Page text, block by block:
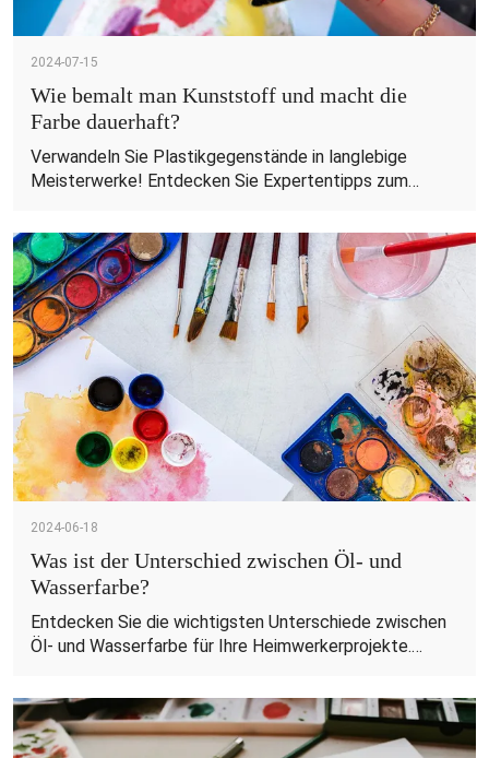
2024-07-15
Wie bemalt man Kunststoff und macht die
Farbe dauerhaft?
Verwandeln Sie Plastikgegenstände in langlebige
Meisterwerke! Entdecken Sie Expertentipps zum
Farbprodukten von KHY.
2024-06-18
Was ist der Unterschied zwischen Öl- und
Wasserfarbe?
Entdecken Sie die wichtigsten Unterschiede zwischen
Öl- und Wasserfarbe für Ihre Heimwerkerprojekte.
Haltbarkeit, Anwendung und Umweltauswirkungen!